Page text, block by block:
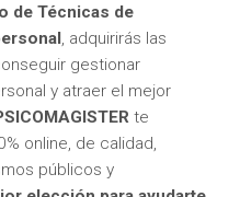
de Técnicas de
, adquirirás las
gestionar
y atraer el mejor
te
online, de calidad,
públicos y